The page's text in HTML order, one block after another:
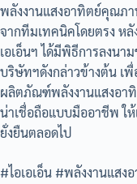
พลังงานแสงอาทิตย์คุณภ
จากทีมเทคนิคโดยตรง ห
เอเอ็นฯ ได้มีพิธีการลงนา
บริษัทฯดังกล่าวข้างต้น เ
ผลิตภัณฑ์พลังงานแสงอา
น่าเชื่อถือแบบมืออาชีพ ใ
ยั่งยืนตลอดไป
#ไอเอเอ็น #พลังงานแสง